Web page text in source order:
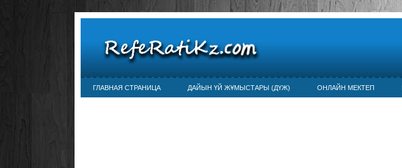
ГЛАВНАЯ СТРАНИЦА ДАЙЫН ҮЙ ЖҰМЫСТАРЫ (ДҮЖ) ОНЛАЙН МЕКТЕП